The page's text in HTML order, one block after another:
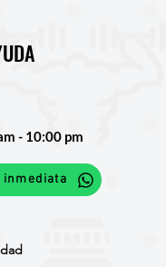
- 10:00 pm